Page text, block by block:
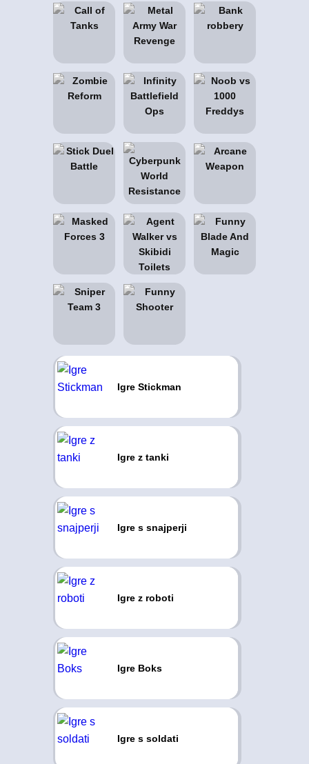
Igre Stickman
Igre z tanki
Igre s snajperji
Igre z roboti
Igre Boks
Igre s soldati